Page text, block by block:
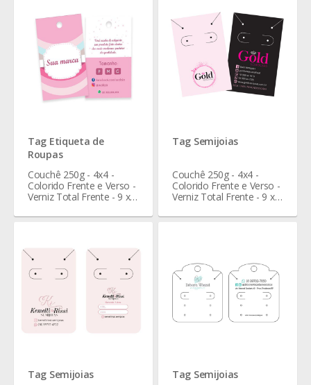
Tag Etiqueta de
Roupas
Couchê 250g - 4x4 -
Colorido Frente e Verso -
Verniz Total Frente - 9 x 5
Tag Semijoias
Couchê 250g - 4x4 -
Colorido Frente e Verso -
Verniz Total Frente - 9 x 5
Tag Semijoias Tag Semijoias